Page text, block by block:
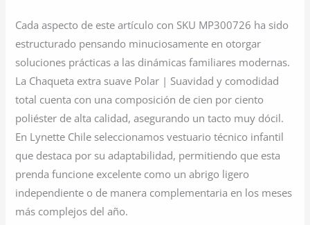
Cada aspecto de este artículo con SKU MP300726 ha sido
estructurado pensando minuciosamente en otorgar
soluciones prácticas a las dinámicas familiares modernas.
La Chaqueta extra suave Polar | Suavidad y comodidad
total cuenta con una composición de cien por ciento
poliéster de alta calidad, asegurando un tacto muy dócil.
En Lynette Chile seleccionamos vestuario técnico infantil
que destaca por su adaptabilidad, permitiendo que esta
prenda funcione excelente como un abrigo ligero
independiente o de manera complementaria en los meses
más complejos del año.